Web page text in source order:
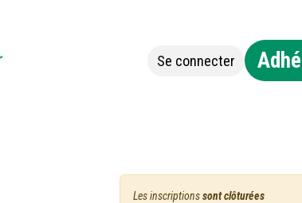
Se connecter
Les inscriptionssont clôturées